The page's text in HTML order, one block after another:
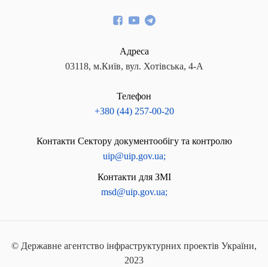
Адреса
03118, м.Київ, вул. Хотівська, 4-А
Телефон
+380 (44) 257-00-20
Контакти Сектору документообігу та контролю
uip@uip.gov.ua;
Контакти для ЗМІ
msd@uip.gov.ua;
© Державне агентство інфраструктурних проектів України,
2023